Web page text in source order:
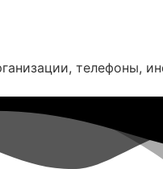
телефоны,